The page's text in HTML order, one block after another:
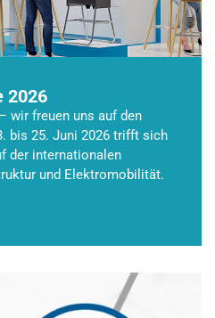
2026
wir freuen uns auf den
bis 25. Juni 2026 trifft sich
der internationalen
und Elektromobilität.